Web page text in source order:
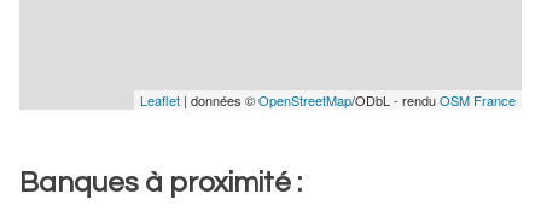
Leaflet | données ©OpenStreetMap/ODbL - renduOSM France
Banques à proximité :